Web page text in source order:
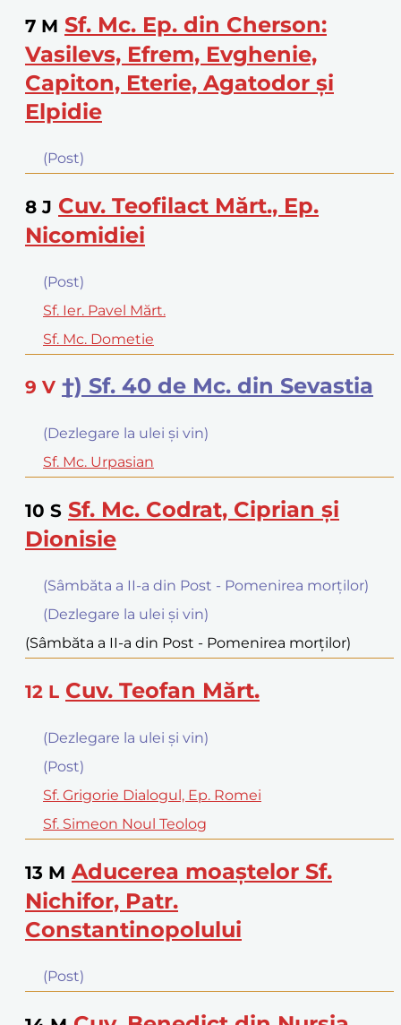
7 M Sf. Mc. Ep. din Cherson:
Vasilevs, Efrem, Evghenie,
Capiton, Eterie, Agatodor şi
Elpidie
(Post)
8 J Cuv. Teofilact Mărt., Ep.
Nicomidiei
(Post)
Sf. Ier. Pavel Mărt.
Sf. Mc. Dometie
9 V †) Sf. 40 de Mc. din Sevastia
(Dezlegare la ulei şi vin)
Sf. Mc. Urpasian
10 S Sf. Mc. Codrat, Ciprian şi
Dionisie
(Sâmbăta a II-a din Post - Pomenirea morţilor)
(Dezlegare la ulei şi vin)
(Sâmbăta a II-a din Post - Pomenirea morţilor)
12 L Cuv. Teofan Mărt.
(Dezlegare la ulei şi vin)
(Post)
Sf. Grigorie Dialogul, Ep. Romei
Sf. Simeon Noul Teolog
13 M Aducerea moaştelor Sf.
Nichifor, Patr.
Constantinopolului
(Post)